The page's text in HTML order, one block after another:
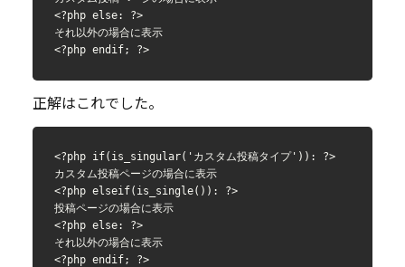
<?php else: ?>
それ以外の場合に表示
<?php endif; ?>
正解はこれでした。
<?php if(is_singular('カスタム投稿タイプ')): ?>
カスタム投稿ページの場合に表示
<?php elseif(is_single()): ?>
投稿ページの場合に表示
<?php else: ?>
それ以外の場合に表示
<?php endif; ?>